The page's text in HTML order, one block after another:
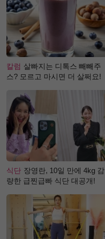
칼럼 살빠지는 디톡스 빼빼주
스? 모르고 마시면 더 살쩌요!
식단 장영란, 10일 만에 4kg 감
량한 급찐급빠 식단 대공개!